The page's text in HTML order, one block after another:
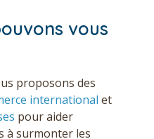
vous
proposons des
international et
pour aider
à surmonter les